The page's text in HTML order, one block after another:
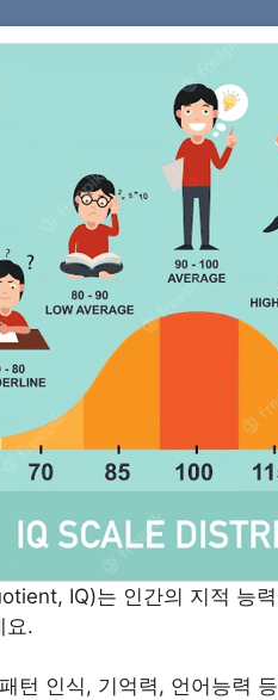
IQ)는 인간의 지적 능
요.
턴 인식, 기억력, 언어능력